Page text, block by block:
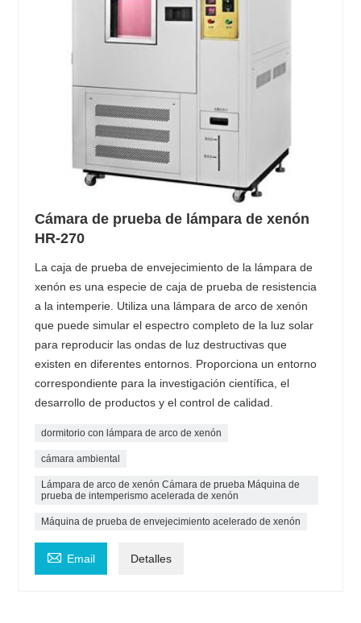
Cámara de prueba de lámpara de xenón
HR-270
La caja de prueba de envejecimiento de la lámpara de
xenón es una especie de caja de prueba de resistencia
a la intemperie. Utiliza una lámpara de arco de xenón
que puede simular el espectro completo de la luz solar
para reproducir las ondas de luz destructivas que
existen en diferentes entornos. Proporciona un entorno
correspondiente para la investigación científica, el
desarrollo de productos y el control de calidad.
dormitorio con lámpara de arco de xenón
cámara ambiental
Lámpara de arco de xenón Cámara de prueba Máquina de
prueba de intemperismo acelerada de xenón
Máquina de prueba de envejecimiento acelerado de xenón
 Email Detalles